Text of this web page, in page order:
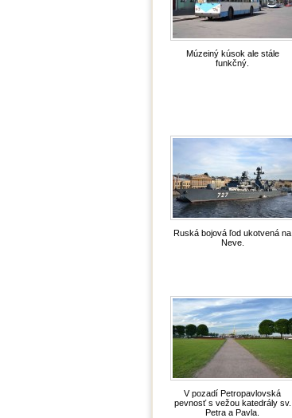
Múzeiný kúsok ale stále
funkčný.
Ruská bojová ľod ukotvená na
Neve.
V pozadí Petropavlovská
pevnosť s vežou katedrály sv.
Petra a Pavla.